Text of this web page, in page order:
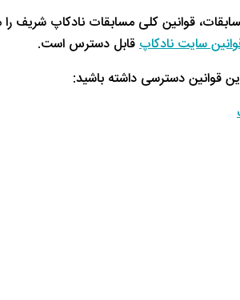
قوانین کلی مسابقات نادکاپ شریف را
سایت نادکاپقابل دسترس است.
قوانین دسترسی داشته باشید: